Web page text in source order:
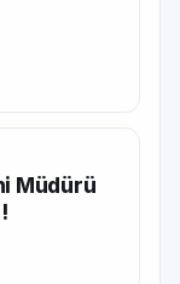
Müdürü